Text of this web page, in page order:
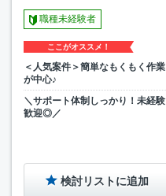
職種未経験者
ここがオススメ！
＜人気案件＞簡単なもくもく作業
が中心♪
＼サポート体制しっかり！未経験
歓迎◎／
検討リストに追加